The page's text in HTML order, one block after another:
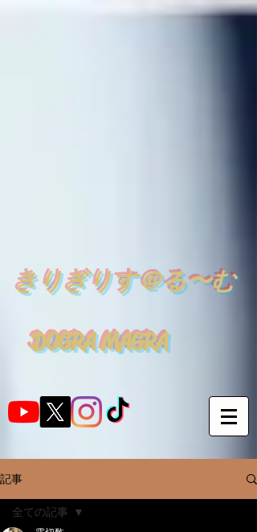
きりぎりす＠る〜む
DOGRA MAGRA
記事
全ての記事